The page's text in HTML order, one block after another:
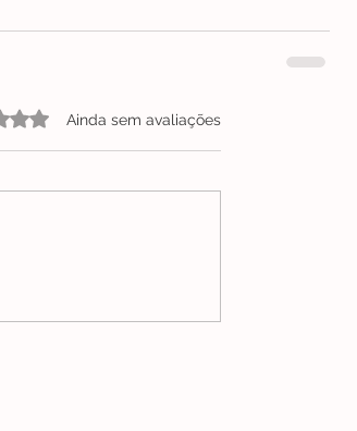
com 0 de 5 estrelas.
Ainda sem avaliações